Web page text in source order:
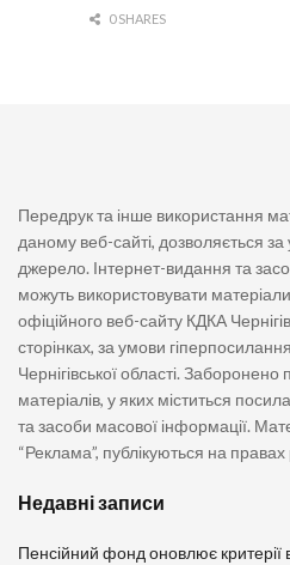
0 SHARES
Передрук та інше використання
даному веб-сайті, дозволяється
джерело. Інтернет-видання та
можуть використовувати
офіційного веб-сайту КДКА
сторінках, за умови
Чернігівської області.
матеріалів, у яких міститься
та засоби масової інформації.
“Реклама”, публікуються на
Недавні записи
Пенсійний фонд оновлює критерії